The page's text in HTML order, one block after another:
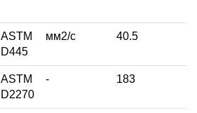
ASTM
D445
мм2/с 40.5
ASTM
D2270
- 183